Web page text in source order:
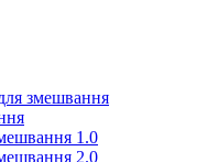
змешвання
1.0
2.0